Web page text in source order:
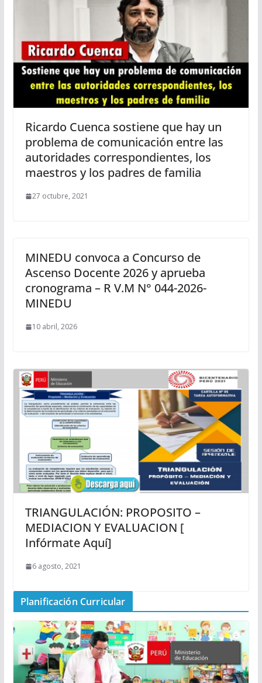
Ricardo Cuenca sostiene que hay un
problema de comunicación entre las
autoridades correspondientes, los
maestros y los padres de familia
27 octubre, 2021
MINEDU convoca a Concurso de
Ascenso Docente 2026 y aprueba
cronograma – R V.M N° 044-2026-
MINEDU
10 abril, 2026
TRIANGULACIÓN: PROPOSITO –
MEDIACION Y EVALUACION [
Infórmate Aquí]
6 agosto, 2021
Planificación Curricular